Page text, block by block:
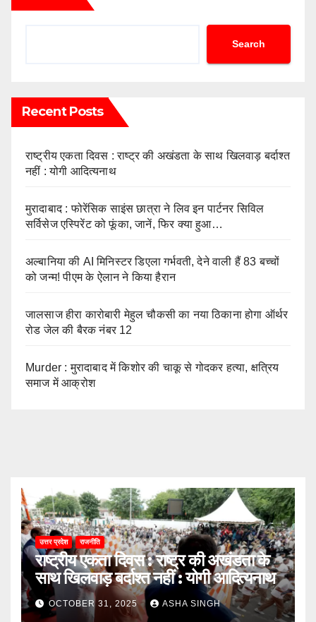
Search
Recent Posts
राष्ट्रीय एकता दिवस : राष्ट्र की अखंडता के साथ खिलवाड़ बर्दाश्त
नहीं : योगी आदित्यनाथ
मुरादाबाद : फोरेंसिक साइंस छात्रा ने लिव इन पार्टनर सिविल
सर्विसेज एस्पिरेंट को फूंका, जानें, फिर क्या हुआ…
अल्बानिया की AI मिनिस्‍टर डिएला गर्भवती, देने वाली हैं 83 बच्चों
को जन्‍म! पीएम के ऐलान ने किया हैरान
जालसाज हीरा कारोबारी मेहुल चौकसी का नया ठिकाना होगा ऑर्थर
रोड जेल की बैरक नंबर 12
Murder : मुरादाबाद में किशोर की चाकू से गोदकर हत्या, क्षत्रिय
समाज में आक्रोश
उत्तर प्रदेश राजनीति
राष्ट्रीय एकता दिवस : राष्ट्र की अखंडता के
साथ खिलवाड़ बर्दाश्त नहीं : योगी आदित्यनाथ
OCTOBER 31, 2025 ASHA SINGH